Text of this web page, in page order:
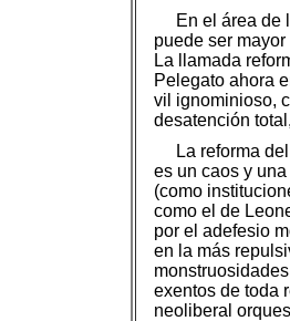
En el área de
puede ser
La llamada
Pelegato ahora
vil ignominioso,
desatención
La reforma
es un caos y
(como
como el de
por el adefesio
en la más
exentos de toda
neoliberal